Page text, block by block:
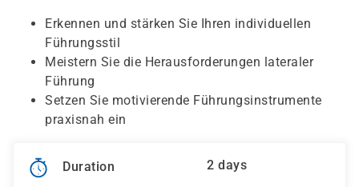
Erkennen und stärken Sie Ihren individuellen
Führungsstil
Meistern Sie die Herausforderungen lateraler
Führung
Setzen Sie motivierende Führungsinstrumente
praxisnah ein
Duration 2 days